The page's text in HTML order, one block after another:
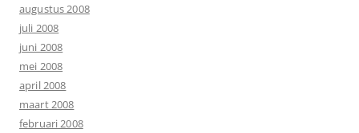
augustus 2008
juli 2008
juni 2008
mei 2008
april 2008
maart 2008
februari 2008